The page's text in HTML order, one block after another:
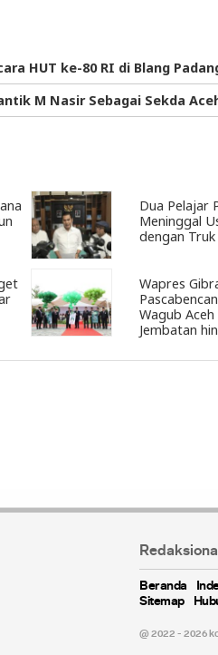
HUT ke-80 RI di Blang
M Nasir Sebagai Sekda
Dua Pelajar
Meninggal
dengan
Wapres
Wagub
Jembatan
Redaksional
Beranda
Sitemap
@ 2022 - 2026